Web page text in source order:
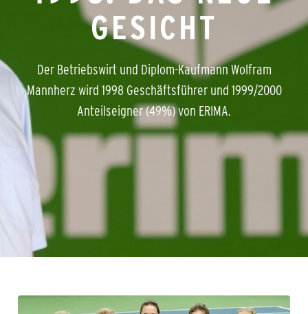
GESICHT
Der Betriebswirt und Diplom-Kaufmann Wolfram
Mannherz wird 1998 Geschäftsführer und 1999/2000
Anteilseigner (49%) von ERIMA.